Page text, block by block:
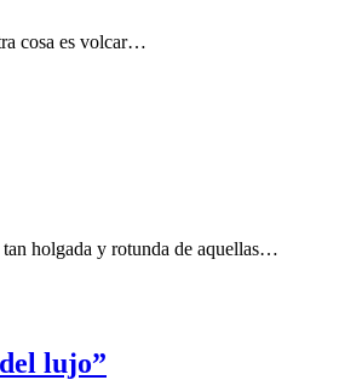
cosa es volcar…
tan holgada y rotunda de aquellas…
lujo”